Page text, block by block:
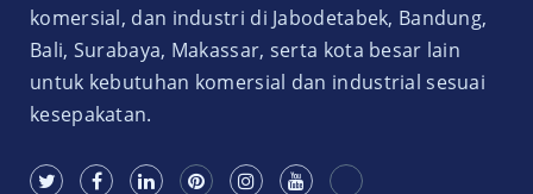
komersial, dan industri di Jabodetabek, Bandung,
Bali, Surabaya, Makassar, serta kota besar lain
untuk kebutuhan komersial dan industrial sesuai
kesepakatan.